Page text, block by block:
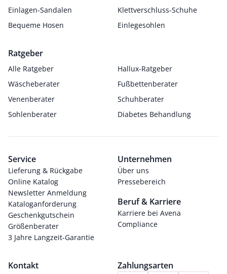
Einlagen-Sandalen
Klettverschluss-Schuhe
Bequeme Hosen
Einlegesohlen
Ratgeber
Alle Ratgeber
Hallux-Ratgeber
Wäscheberater
Fußbettenberater
Venenberater
Schuhberater
Sohlenberater
Diabetes Behandlung
Service
Lieferung & Rückgabe
Online Katalog
Newsletter Anmeldung
Kataloganforderung
Geschenkgutschein
Größenberater
3 Jahre Langzeit-Garantie
Unternehmen
Über uns
Pressebereich
Beruf & Karriere
Karriere bei Avena
Compliance
Kontakt Zahlungsarten